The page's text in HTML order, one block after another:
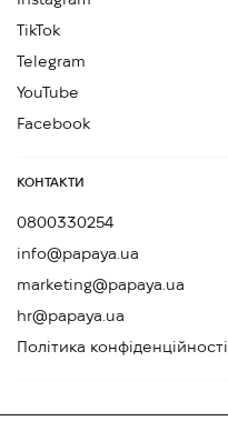
TikTok
Telegram
YouTube
Facebook
КОНТАКТИ
0800330254
info@papaya.ua
marketing@papaya.ua
hr@papaya.ua
Політика конфіденційності